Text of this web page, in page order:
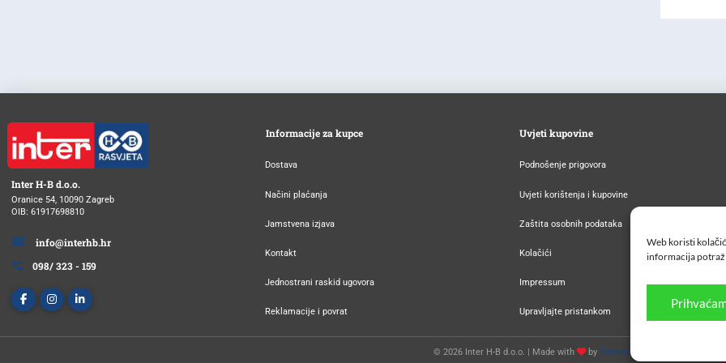
Web koristi
informacija
Inter H-B d.o.o.
Oranice 54, 10090 Zagreb
OIB: 61917698810
info@interhb.hr
098/ 323 - 159
Informacije za kupce
Dostava
Načini plaćanja
Jamstvena izjava
Kontakt
Jednostrani raskid ugovora
Reklamacije i povrat
Uvjeti kupovine
Podnošenje prigovora
Uvjeti korištenja i kupovine
Zaštita osobnih podataka
Kolačići
Impressum
Upravljajte pristankom
© 2026 Inter H-B d.o.o. | Made with by Ponuda za pet